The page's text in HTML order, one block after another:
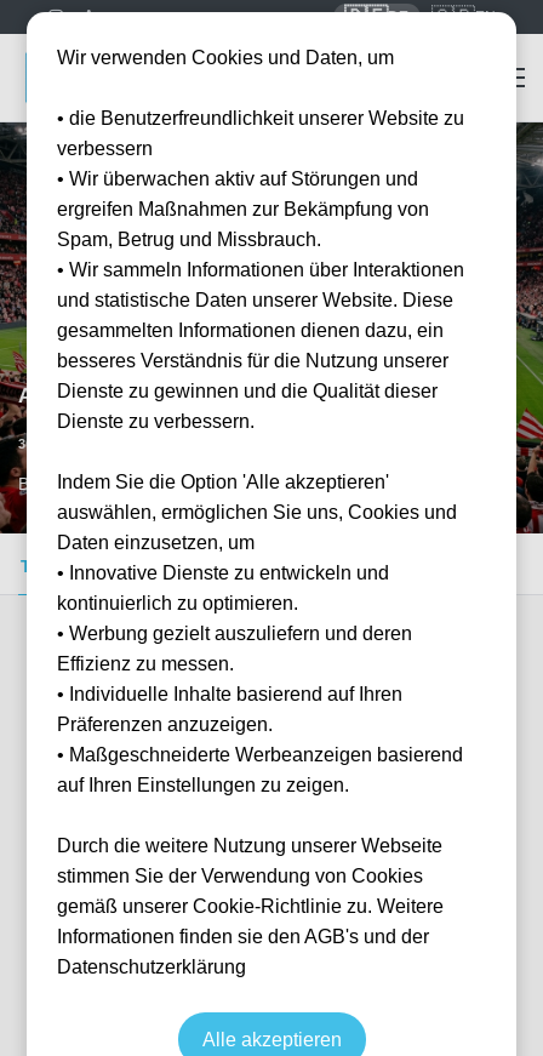
🇩🇪DE 🇬🇧EN
Athletic Bilbao vs Rayo Vallecano
30.05.2027
BIO, ESP
Tickets kaufen Event-Info FAQ
Verfügbare Kategorien (1)
Block 301/333
15:00
Keine Tickets verfügbar
ESP San Mamés
Wir verwenden Cookies und Daten, um
• die Benutzerfreundlichkeit unserer Website zu
verbessern
• Wir überwachen aktiv auf Störungen und
ergreifen Maßnahmen zur Bekämpfung von
Spam, Betrug und Missbrauch.
• Wir sammeln Informationen über Interaktionen
und statistische Daten unserer Website. Diese
gesammelten Informationen dienen dazu, ein
besseres Verständnis für die Nutzung unserer
Dienste zu gewinnen und die Qualität dieser
Dienste zu verbessern.
Indem Sie die Option 'Alle akzeptieren'
auswählen, ermöglichen Sie uns, Cookies und
Daten einzusetzen, um
• Innovative Dienste zu entwickeln und
kontinuierlich zu optimieren.
• Werbung gezielt auszuliefern und deren
Effizienz zu messen.
• Individuelle Inhalte basierend auf Ihren
Präferenzen anzuzeigen.
• Maßgeschneiderte Werbeanzeigen basierend
auf Ihren Einstellungen zu zeigen.
Durch die weitere Nutzung unserer Webseite
stimmen Sie der Verwendung von Cookies
gemäß unserer Cookie-Richtlinie zu. Weitere
Informationen finden sie den AGB's und der
Datenschutzerklärung
Alle akzeptieren